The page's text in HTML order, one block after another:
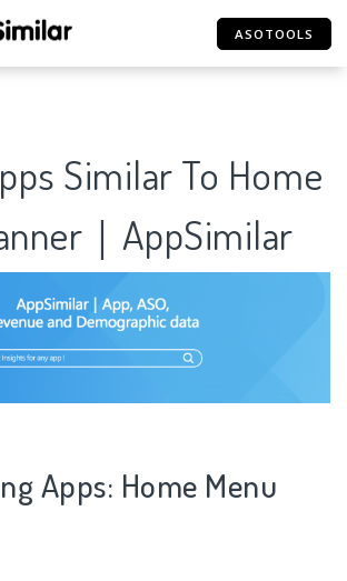
ASOTOOLS
Similar To Home
｜AppSimilar
Apps: Home Menu